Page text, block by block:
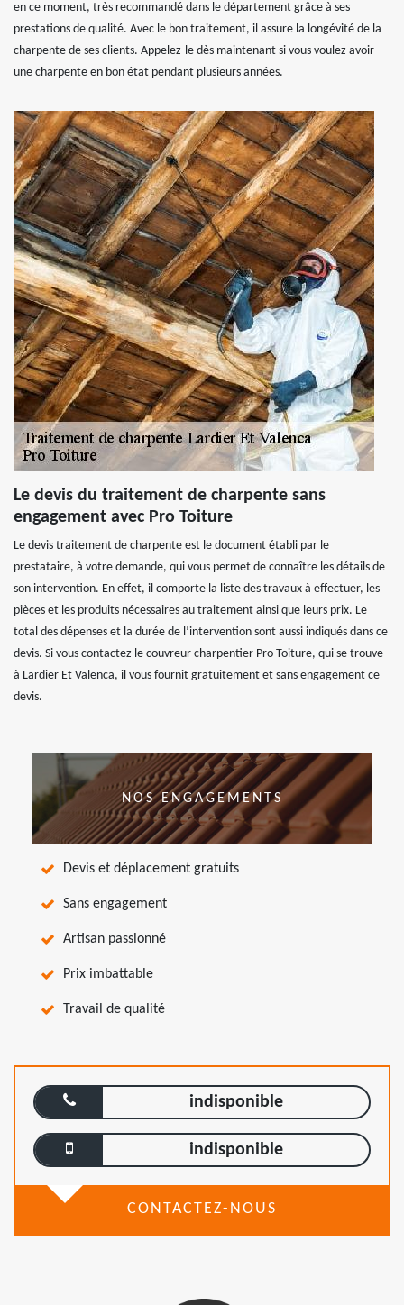
en ce moment, très recommandé dans le département grâce à ses
prestations de qualité. Avec le bon traitement, il assure la longévité de la
charpente de ses clients. Appelez-le dès maintenant si vous voulez avoir
une charpente en bon état pendant plusieurs années.
Le devis du traitement de charpente sans
engagement avec Pro Toiture
Le devis traitement de charpente est le document établi par le
prestataire, à votre demande, qui vous permet de connaître les détails de
son intervention. En effet, il comporte la liste des travaux à effectuer, les
pièces et les produits nécessaires au traitement ainsi que leurs prix. Le
total des dépenses et la durée de l’intervention sont aussi indiqués dans ce
devis. Si vous contactez le couvreur charpentier Pro Toiture, qui se trouve
à Lardier Et Valenca, il vous fournit gratuitement et sans engagement ce
devis.
NOS ENGAGEMENTS
Devis et déplacement gratuits
Sans engagement
Artisan passionné
Prix imbattable
Travail de qualité
indisponible
indisponible
CONTACTEZ-NOUS